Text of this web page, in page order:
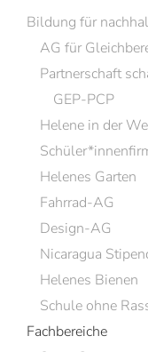
Bildung für
AG für
Partnerschaft
GEP-PCP
Helene in der
Helenes Garten
Fahrrad-AG
Design-AG
Nicaragua
Helenes Bienen
Schule ohne
Fachbereiche